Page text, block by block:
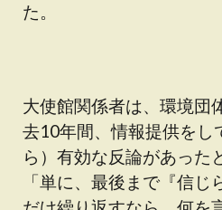
た。
大使館関係者は、環境団
去10年間、情報提供をし
ら）有効な反論があった
「単に、最後まで『信